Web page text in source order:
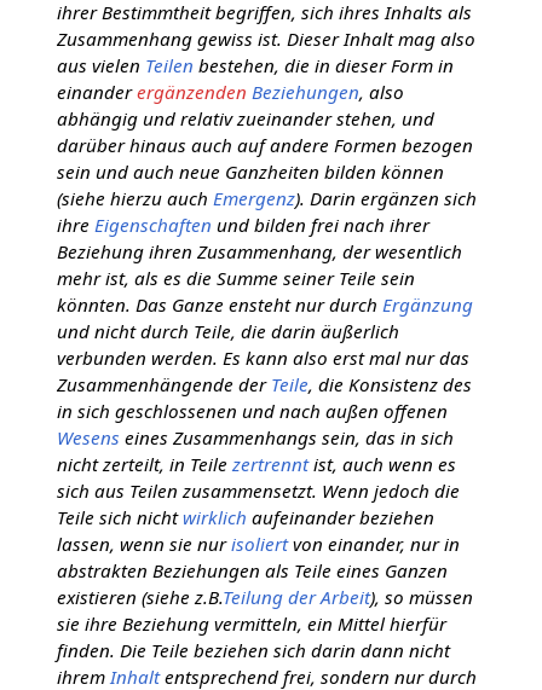
ihrer Bestimmtheit begriffen, sich ihres Inhalts als
Zusammenhang gewiss ist. Dieser Inhalt mag also
aus vielen Teilen bestehen, die in dieser Form in
einanderergänzenden Beziehungen, also
abhängig und relativ zueinander stehen, und
darüber hinaus auch auf andere Formen bezogen
sein und auch neue Ganzheiten bilden können
(siehe hierzu auch Emergenz). Darin ergänzen sich
ihre Eigenschaften und bilden frei nach ihrer
Beziehung ihren Zusammenhang, der wesentlich
mehr ist, als es die Summe seiner Teile sein
könnten. Das Ganze ensteht nur durch Ergänzung
und nicht durch Teile, die darin äußerlich
verbunden werden. Es kann also erst mal nur das
Zusammenhängende der Teile, die Konsistenz des
in sich geschlossenen und nach außen offenen
Wesens eines Zusammenhangs sein, das in sich
nicht zerteilt, in Teile zertrenntist, auch wenn es
sich aus Teilen zusammensetzt. Wenn jedoch die
Teile sich nichtwirklich aufeinander beziehen
lassen, wenn sie nurisoliertvon einander, nur in
abstrakten Beziehungen als Teile eines Ganzen
existieren (siehe z.B.Teilung der Arbeit), so müssen
sie ihre Beziehung vermitteln, ein Mittel hierfür
finden. Die Teile beziehen sich darin dann nicht
ihrem Inhaltentsprechend frei, sondern nur durch